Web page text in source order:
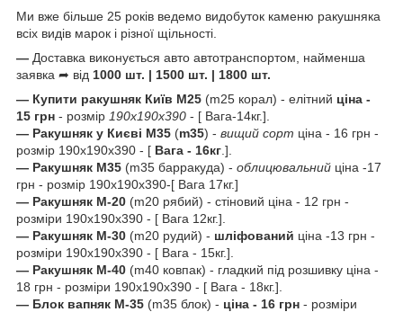
Ми вже більше 25 років ведемо видобуток каменю ракушняка
всіх видів марок і різної щільності.
— Доставка виконується авто автотранспортом, найменша
заявка ➦ від 1000 шт. | 1500 шт. | 1800 шт.
— Купити ракушняк Київ М25 (m25 корал) - елітний ціна -
15 грн - розмір 190х190х390 - [ Вага-14кг.].
— Ракушняк у Києві М35 (m35) - вищий сорт ціна - 16 грн -
розмір 190х190х390 - [ Вага - 16кг .].
— Ракушняк М35 (m35 барракуда) - облицювальний ціна -17
грн - розмір 190х190х390-[ Вага 17кг.]
— Ракушняк М-20 (m20 рябий) - стіновий ціна - 12 грн -
розміри 190х190х390 - [ Вага 12кг.].
— Ракушняк М-30 (m20 рудий) - шліфований ціна -13 грн -
розміри 190х190х390 - [ Вага - 15кг.].
— Ракушняк М-40 (m40 ковпак) - гладкий під розшивку ціна -
18 грн - розміри 190х190х390 - [ Вага - 18кг.].
— Блок вапняк М-35 (m35 блок) - ціна - 16 грн - розміри